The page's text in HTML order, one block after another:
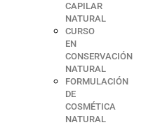
CAPILAR
NATURAL
CURSO
EN
CONSERVACIÓN
NATURAL
FORMULACIÓN
DE
COSMÉTICA
NATURAL